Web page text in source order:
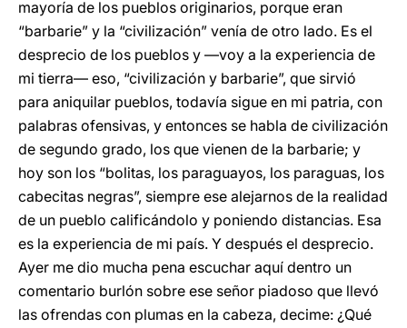
mayoría de los pueblos originarios, porque eran
“barbarie” y la “civilización” venía de otro lado. Es el
desprecio de los pueblos y —voy a la experiencia de
mi tierra— eso, “civilización y barbarie”, que sirvió
para aniquilar pueblos, todavía sigue en mi patria, con
palabras ofensivas, y entonces se habla de civilización
de segundo grado, los que vienen de la barbarie; y
hoy son los “bolitas, los paraguayos, los paraguas, los
cabecitas negras”, siempre ese alejarnos de la realidad
de un pueblo calificándolo y poniendo distancias. Esa
es la experiencia de mi país. Y después el desprecio.
Ayer me dio mucha pena escuchar aquí dentro un
comentario burlón sobre ese señor piadoso que llevó
las ofrendas con plumas en la cabeza, decime: ¿Qué